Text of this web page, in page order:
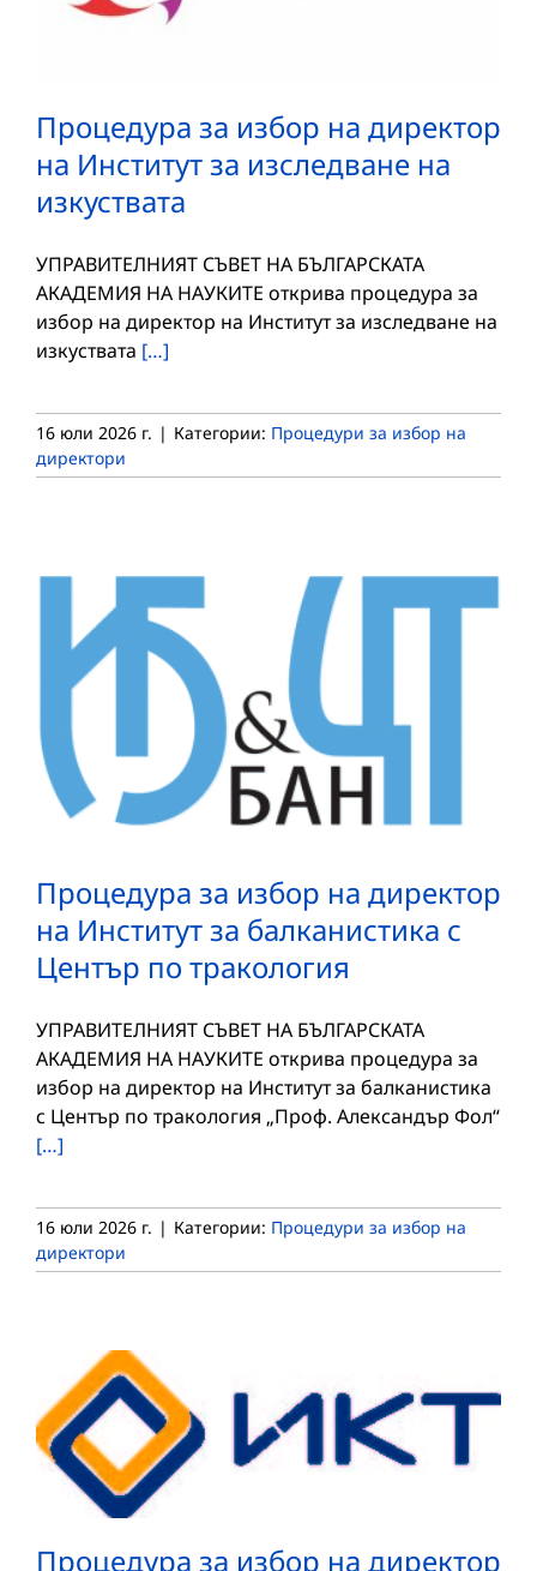
Процедура за избор на директор
на Институт за изследване на
изкуствата
УПРАВИТЕЛНИЯТ СЪВЕТ НА БЪЛГАРСКАТА
АКАДЕМИЯ НА НАУКИТЕ открива процедура за
избор на директор на Институт за изследване на
изкуствата […]
16 юли 2026 г. | Категории: Процедури за избор на
директори
Процедура за избор на директор
на Институт за балканистика с
Център по тракология
УПРАВИТЕЛНИЯТ СЪВЕТ НА БЪЛГАРСКАТА
АКАДЕМИЯ НА НАУКИТЕ открива процедура за
избор на директор на Институт за балканистика
с Център по тракология „Проф. Александър Фол“
[…]
16 юли 2026 г. | Категории: Процедури за избор на
директори
Процедура за избор на директор